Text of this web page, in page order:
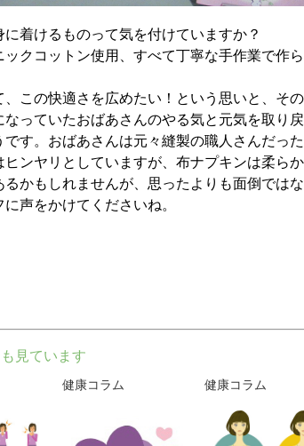
着けるものって気を付けていますか？
クコットン使用、すべて丁寧な手作業で作
この快適さを広めたい！という思いと、そ
っていたおばあさんのやる気と元気を取り
す。おばあさんは元々縫製の職人さんだった
ンヤリとしていますが、布ナプキンは柔ら
かもしれませんが、思ったよりも面倒ではな
声をかけてくださいね。
見ています
健康コラム 健康コラム